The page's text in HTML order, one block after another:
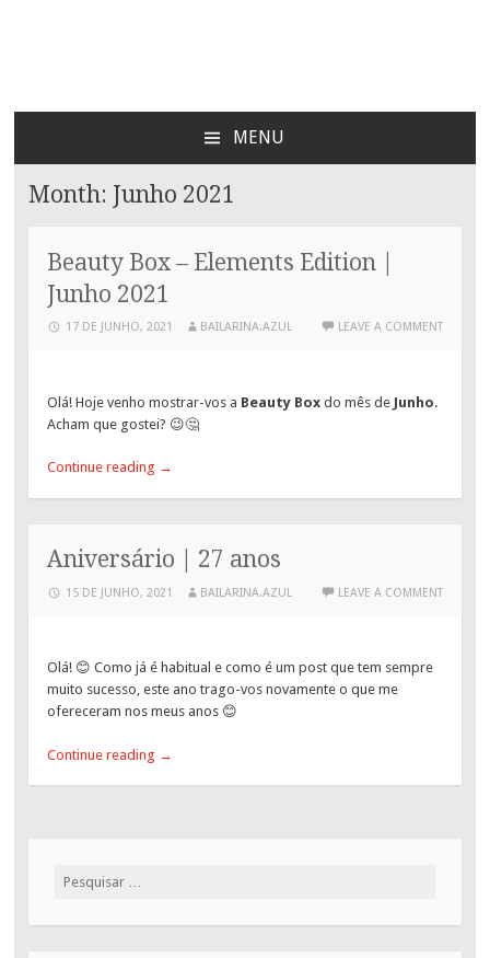
Bailarina Azul
MENU
CONTENT
Month: Junho 2021
Beauty Box – Elements Edition |
Junho 2021
17 DE JUNHO, 2021 BAILARINA.AZUL LEAVE A COMMENT
Olá! Hoje venho mostrar-vos a Beauty Box do mês de Junho.
Acham que gostei? 😉🤔
Continue reading →
Aniversário | 27 anos
15 DE JUNHO, 2021 BAILARINA.AZUL LEAVE A COMMENT
Olá! 😊 Como já é habitual e como é um post que tem sempre
muito sucesso, este ano trago-vos novamente o que me
ofereceram nos meus anos 😊
Continue reading →
Pesquisar